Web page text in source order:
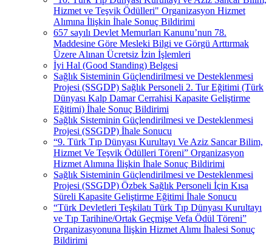
Hizmet ve Teşvik Ödülleri" Organizasyon Hizmet
Alımına İlişkin İhale Sonuç Bildirimi
657 sayılı Devlet Memurları Kanunu’nun 78.
Maddesine Göre Mesleki Bilgi ve Görgü Arttırmak
Üzere Alınan Ücretsiz İzin İşlemleri
İyi Hal (Good Standing) Belgesi
Sağlık Sisteminin Güçlendirilmesi ve Desteklenmesi
Projesi (SSGDP) Sağlık Personeli 2. Tur Eğitimi (Türk
Dünyası Kalp Damar Cerrahisi Kapasite Geliştirme
Eğitimi) İhale Sonuç Bildirimi
Sağlık Sisteminin Güçlendirilmesi ve Desteklenmesi
Projesi (SSGDP) İhale Sonucu
“9. Türk Tıp Dünyası Kurultayı Ve Aziz Sancar Bilim,
Hizmet Ve Teşvik Ödülleri Töreni” Organizasyon
Hizmet Alımına İlişkin İhale Sonuç Bildirimi
Sağlık Sisteminin Güçlendirilmesi ve Desteklenmesi
Projesi (SSGDP) Özbek Sağlık Personeli İçin Kısa
Süreli Kapasite Geliştirme Eğitimi İhale Sonucu
“Türk Devletleri Teşkilatı Türk Tıp Dünyası Kurultayı
ve Tıp Tarihine/Ortak Geçmişe Vefa Ödül Töreni”
Organizasyonuna İlişkin Hizmet Alımı İhalesi Sonuç
Bildirimi